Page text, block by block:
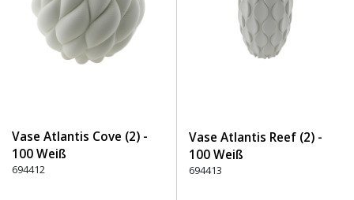
Vase Atlantis Cove (2) -
100 Weiß
694412
Vase Atlantis Reef (2) -
100 Weiß
694413